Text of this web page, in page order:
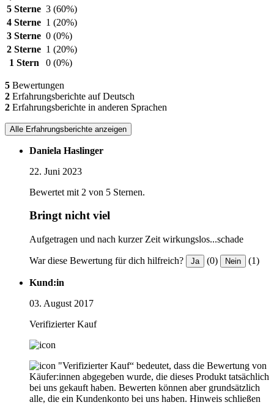
5 Sterne 3 (60%)
4 Sterne 1 (20%)
3 Sterne 0 (0%)
2 Sterne 1 (20%)
1 Stern
0 (0%)
5 Bewertungen
2 Erfahrungsberichte auf Deutsch
2 Erfahrungsberichte in anderen Sprachen
Alle Erfahrungsberichte anzeigen
Daniela Haslinger
22. Juni 2023
Bewertet mit 2 von 5 Sternen.
Bringt nicht viel
Aufgetragen und nach kurzer Zeit wirkungslos...schade
War diese Bewertung für dich hilfreich? Ja (0) Nein (1)
Kund:in
03. August 2017
Verifizierter Kauf
"Verifizierter Kauf“ bedeutet, dass die Bewertung von
Käufer:innen abgegeben wurde, die dieses Produkt tatsächlich
bei uns gekauft haben. Bewerten können aber grundsätzlich
alle, die ein Kundenkonto bei uns haben. Hinweis schließen